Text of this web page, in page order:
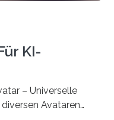
KI-
– Universelle
Avataren